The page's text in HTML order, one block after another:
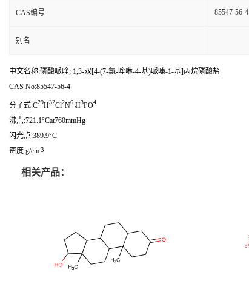
CAS编号 85547-56-4
别名
中文名称:磷酸哌喹; 1,3-双[4-(7-氯-喹啉-4-基)哌嗪-1-基]丙烷磷酸盐
CAS No:85547-56-4
分子式:C29H32Cl2N6 .H3PO4
沸点:721.1°Cat760mmHg
闪光点:389.9°C
密度:g/cm3
相关产品：